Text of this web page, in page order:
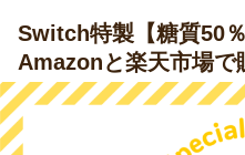
Switch特製【糖質50
Amazonと楽天市場で